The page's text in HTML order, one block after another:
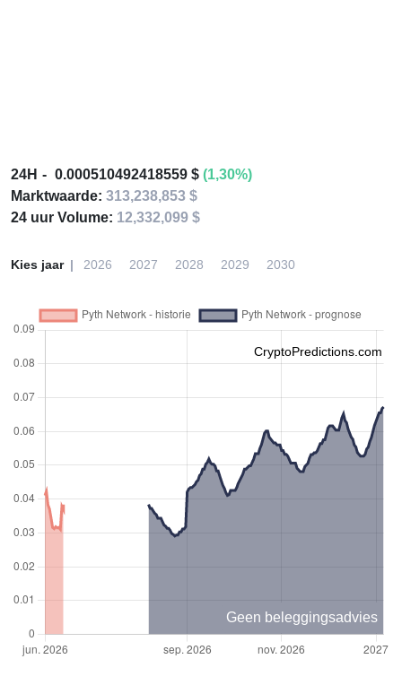
24H 0.000510492418559 $ (1,30%)
Marktwaarde: 313,238,853 $
24 uur Volume: 12,332,099 $
Kies jaar 2026 2027 2028 2029 2030
CryptoPredictions.com
Geen beleggingsadvies